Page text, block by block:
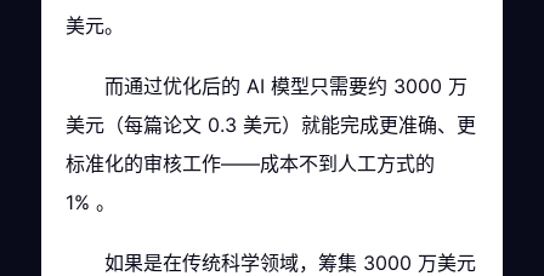
美元。
而通过优化后的 AI 模型只需要约 3000 万
美元（每篇论文 0.3 美元）就能完成更准确、更
标准化的审核工作——成本不到人工方式的
1% 。
如果是在传统科学领域，筹集 3000 万美元